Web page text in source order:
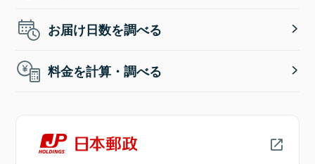
お届け日数を調べる
料金を計算・調べる